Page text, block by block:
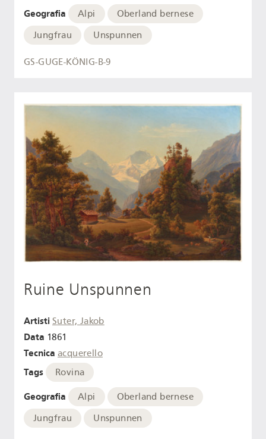
Geografia Alpi
Oberland bernese
Jungfrau
Unspunnen
GS-GUGE-KÖNIG-B-9
Ruine Unspunnen
Artisti Suter, Jakob
Data 1861
Tecnica acquerello
Tags Rovina
Geografia Alpi
Oberland bernese
Jungfrau
Unspunnen